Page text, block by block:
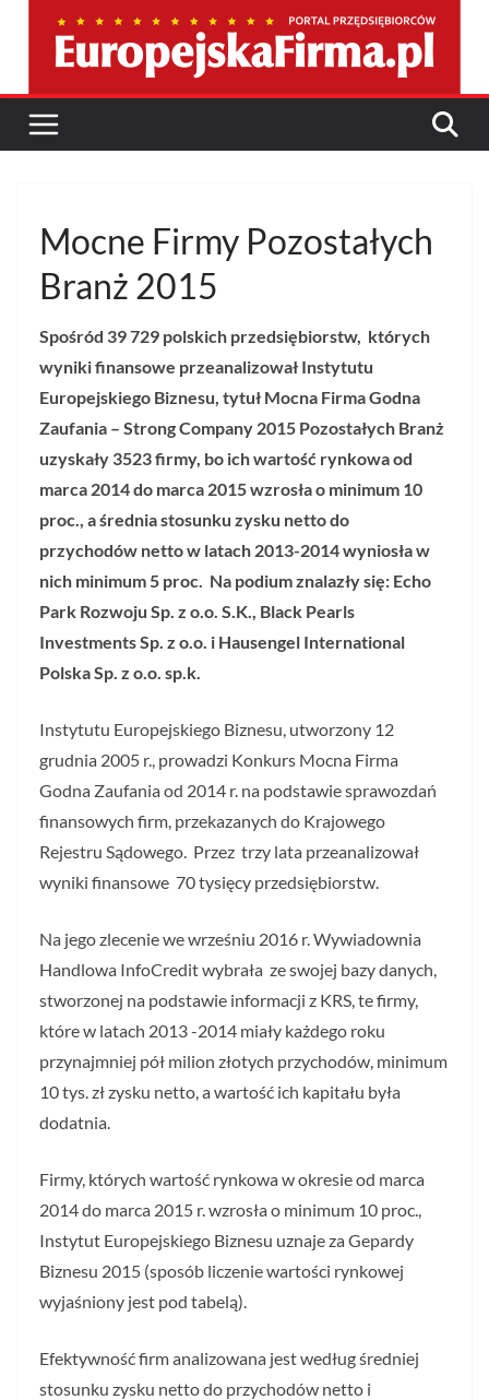
Mocne Firmy Pozostałych
Branż 2015
Spośród 39 729 polskich przedsiębiorstw, których
wyniki finansowe przeanalizował Instytutu
Europejskiego Biznesu, tytuł Mocna Firma Godna
Zaufania – Strong Company 2015 Pozostałych Branż
uzyskały 3523 firmy, bo ich wartość rynkowa od
marca 2014 do marca 2015 wzrosła o minimum 10
proc., a średnia stosunku zysku netto do
przychodów netto w latach 2013-2014 wyniosła w
nich minimum 5 proc. Na podium znalazły się: Echo
Park Rozwoju Sp. z o.o. S.K., Black Pearls
Investments Sp. z o.o. i Hausengel International
Polska Sp. z o.o. sp.k.
Instytutu Europejskiego Biznesu, utworzony 12
grudnia 2005 r., prowadzi Konkurs Mocna Firma
Godna Zaufania od 2014 r. na podstawie sprawozdań
finansowych firm, przekazanych do Krajowego
Rejestru Sądowego. Przez trzy lata przeanalizował
wyniki finansowe 70 tysięcy przedsiębiorstw.
Na jego zlecenie we wrześniu 2016 r. Wywiadownia
Handlowa InfoCredit wybrała ze swojej bazy danych,
stworzonej na podstawie informacji z KRS, te firmy,
które w latach 2013 -2014 miały każdego roku
przynajmniej pół milion złotych przychodów, minimum
10 tys. zł zysku netto, a wartość ich kapitału była
dodatnia.
Firmy, których wartość rynkowa w okresie od marca
2014 do marca 2015 r. wzrosła o minimum 10 proc.,
Instytut Europejskiego Biznesu uznaje za Gepardy
Biznesu 2015 (sposób liczenie wartości rynkowej
wyjaśniony jest pod tabelą).
Efektywność firm analizowana jest według średniej
stosunku zysku netto do przychodów netto i